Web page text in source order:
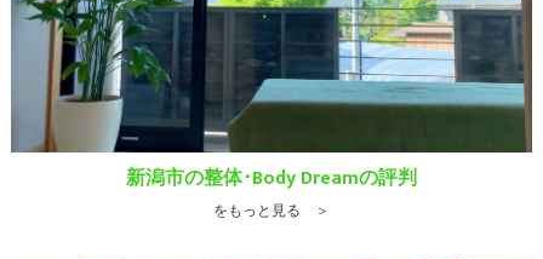
新潟市の整体･Body Dreamの評判
をもっと見る ＞